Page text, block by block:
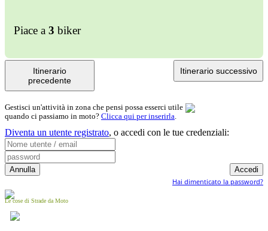
Piace a 3 biker
Itinerario
precedente
Itinerario successivo
Gestisci un'attività in zona che pensi possa esserci utile
quando ci passiamo in moto? Clicca qui per inserirla
Diventa un utente registrato, o accedi con le tue credenziali:
Hai dimenticato la password?
Le cose di Strade da Moto